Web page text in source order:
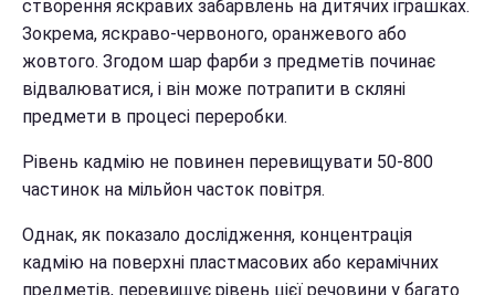
створення яскравих забарвлень на дитячих іграшках.
Зокрема, яскраво-червоного, оранжевого або
жовтого. Згодом шар фарби з предметів починає
відвалюватися, і він може потрапити в скляні
предмети в процесі переробки.
Рівень кадмію не повинен перевищувати 50-800
частинок на мільйон часток повітря.
Однак, як показало дослідження, концентрація
кадмію на поверхні пластмасових або керамічних
предметів, перевищує рівень цієї речовини у багато